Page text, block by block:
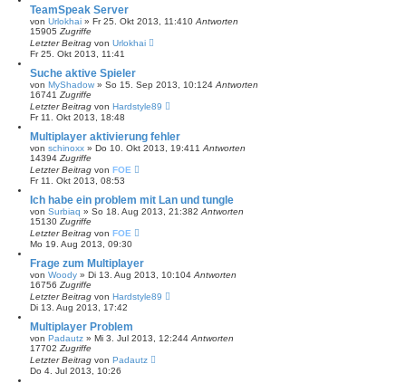
TeamSpeak Server
von Urlokhai » Fr 25. Okt 2013, 11:410 Antworten
15905 Zugriffe
Letzter Beitrag von Urlokhai
Fr 25. Okt 2013, 11:41
Suche aktive Spieler
von MyShadow » So 15. Sep 2013, 10:124 Antworten
16741 Zugriffe
Letzter Beitrag von Hardstyle89
Fr 11. Okt 2013, 18:48
Multiplayer aktivierung fehler
von schinoxx » Do 10. Okt 2013, 19:41 1 Antworten
14394 Zugriffe
Letzter Beitrag von FOE
Fr 11. Okt 2013, 08:53
Ich habe ein problem mit Lan und tungle
von Surbiaq » So 18. Aug 2013, 21:382 Antworten
15130 Zugriffe
Letzter Beitrag von FOE
Mo 19. Aug 2013, 09:30
Frage zum Multiplayer
von Woody » Di 13. Aug 2013, 10:104 Antworten
16756 Zugriffe
Letzter Beitrag von Hardstyle89
Di 13. Aug 2013, 17:42
Multiplayer Problem
von Padautz » Mi 3. Jul 2013, 12:244 Antworten
17702 Zugriffe
Letzter Beitrag von Padautz
Do 4. Jul 2013, 10:26